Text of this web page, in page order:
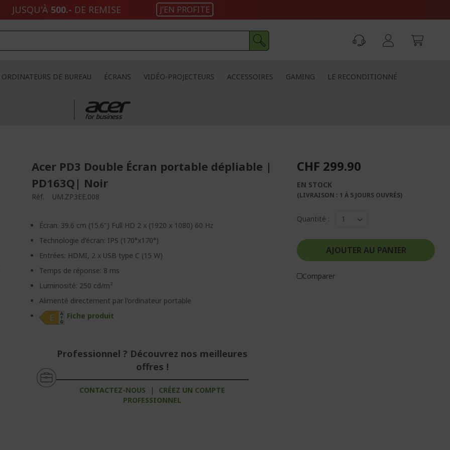
JUSQU'À 500.- DE REMISE J’EN PROFITE
ORDINATEURS DE BUREAU ÉCRANS VIDÉO-PROJECTEURS ACCESSOIRES GAMING LE RECONDITIONNÉ
Acer PD3 Double Écran portable dépliable |
PD163Q| Noir
Réf. UM.ZP3EE.008
Écran: 39.6 cm (15.6") Full HD 2 x (1920 x 1080) 60 Hz
Technologie d'écran: IPS (170°x170°)
Entrées: HDMI, 2 x USB type C (15 W)
Temps de réponse: 8 ms
Luminosité: 250 cd/m²
Alimenté directement par l'ordinateur portable
Fiche produit
Professionnel ? Découvrez nos meilleures
offres !
CONTACTEZ-NOUS |
CRÉEZ UN COMPTE
PROFESSIONNEL
CHF 299.90
EN STOCK
(LIVRAISON : 1 À 5 JOURS OUVRÉS)
Quantité :
AJOUTER AU PANIER
Comparer